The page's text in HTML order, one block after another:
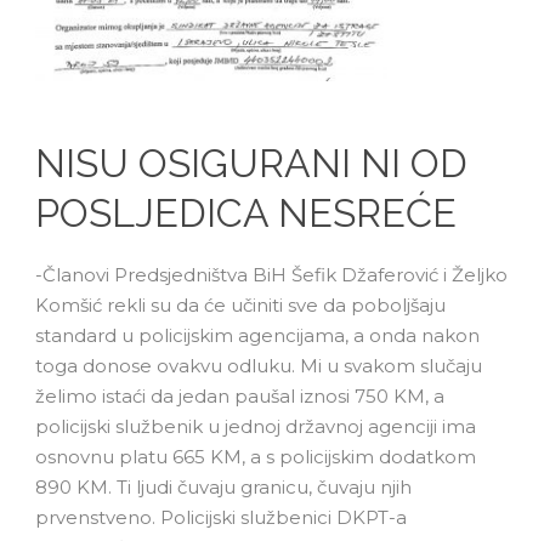
NISU OSIGURANI NI OD
POSLJEDICA NESREĆE
-Članovi Predsjedništva BiH Šefik Džaferović i Željko
Komšić rekli su da će učiniti sve da poboljšaju
standard u policijskim agencijama, a onda nakon
toga donose ovakvu odluku. Mi u svakom slučaju
želimo istaći da jedan paušal iznosi 750 KM, a
policijski službenik u jednoj državnoj agenciji ima
osnovnu platu 665 KM, a s policijskim dodatkom
890 KM. Ti ljudi čuvaju granicu, čuvaju njih
prvenstveno. Policijski službenici DKPT-a